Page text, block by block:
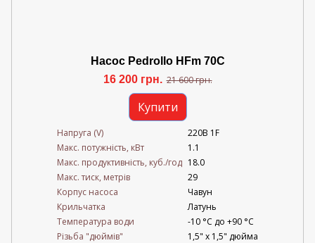
Насос Pedrollo HFm 70C
16 200 грн. 21 600 грн.
Купити
Напруга (V)
220В 1F
Mакс. потужність, кВт
1.1
Mакс. продуктивність, куб./год 18.0
Maкс. тиск, метрів
29
Корпус насоса
Чавун
Крильчатка
Латунь
Температура води
-10 °C до +90 °C
Різьба "дюймів"
1,5" х 1,5" дюйма